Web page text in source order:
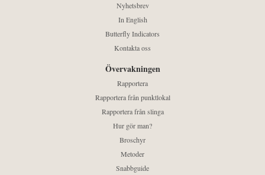
Nyhetsbrev
In English
Butterfly Indicators
Kontakta oss
Övervakningen
Rapportera
Rapportera från punktlokal
Rapportera från slinga
Hur gör man?
Broschyr
Metoder
Snabbguide